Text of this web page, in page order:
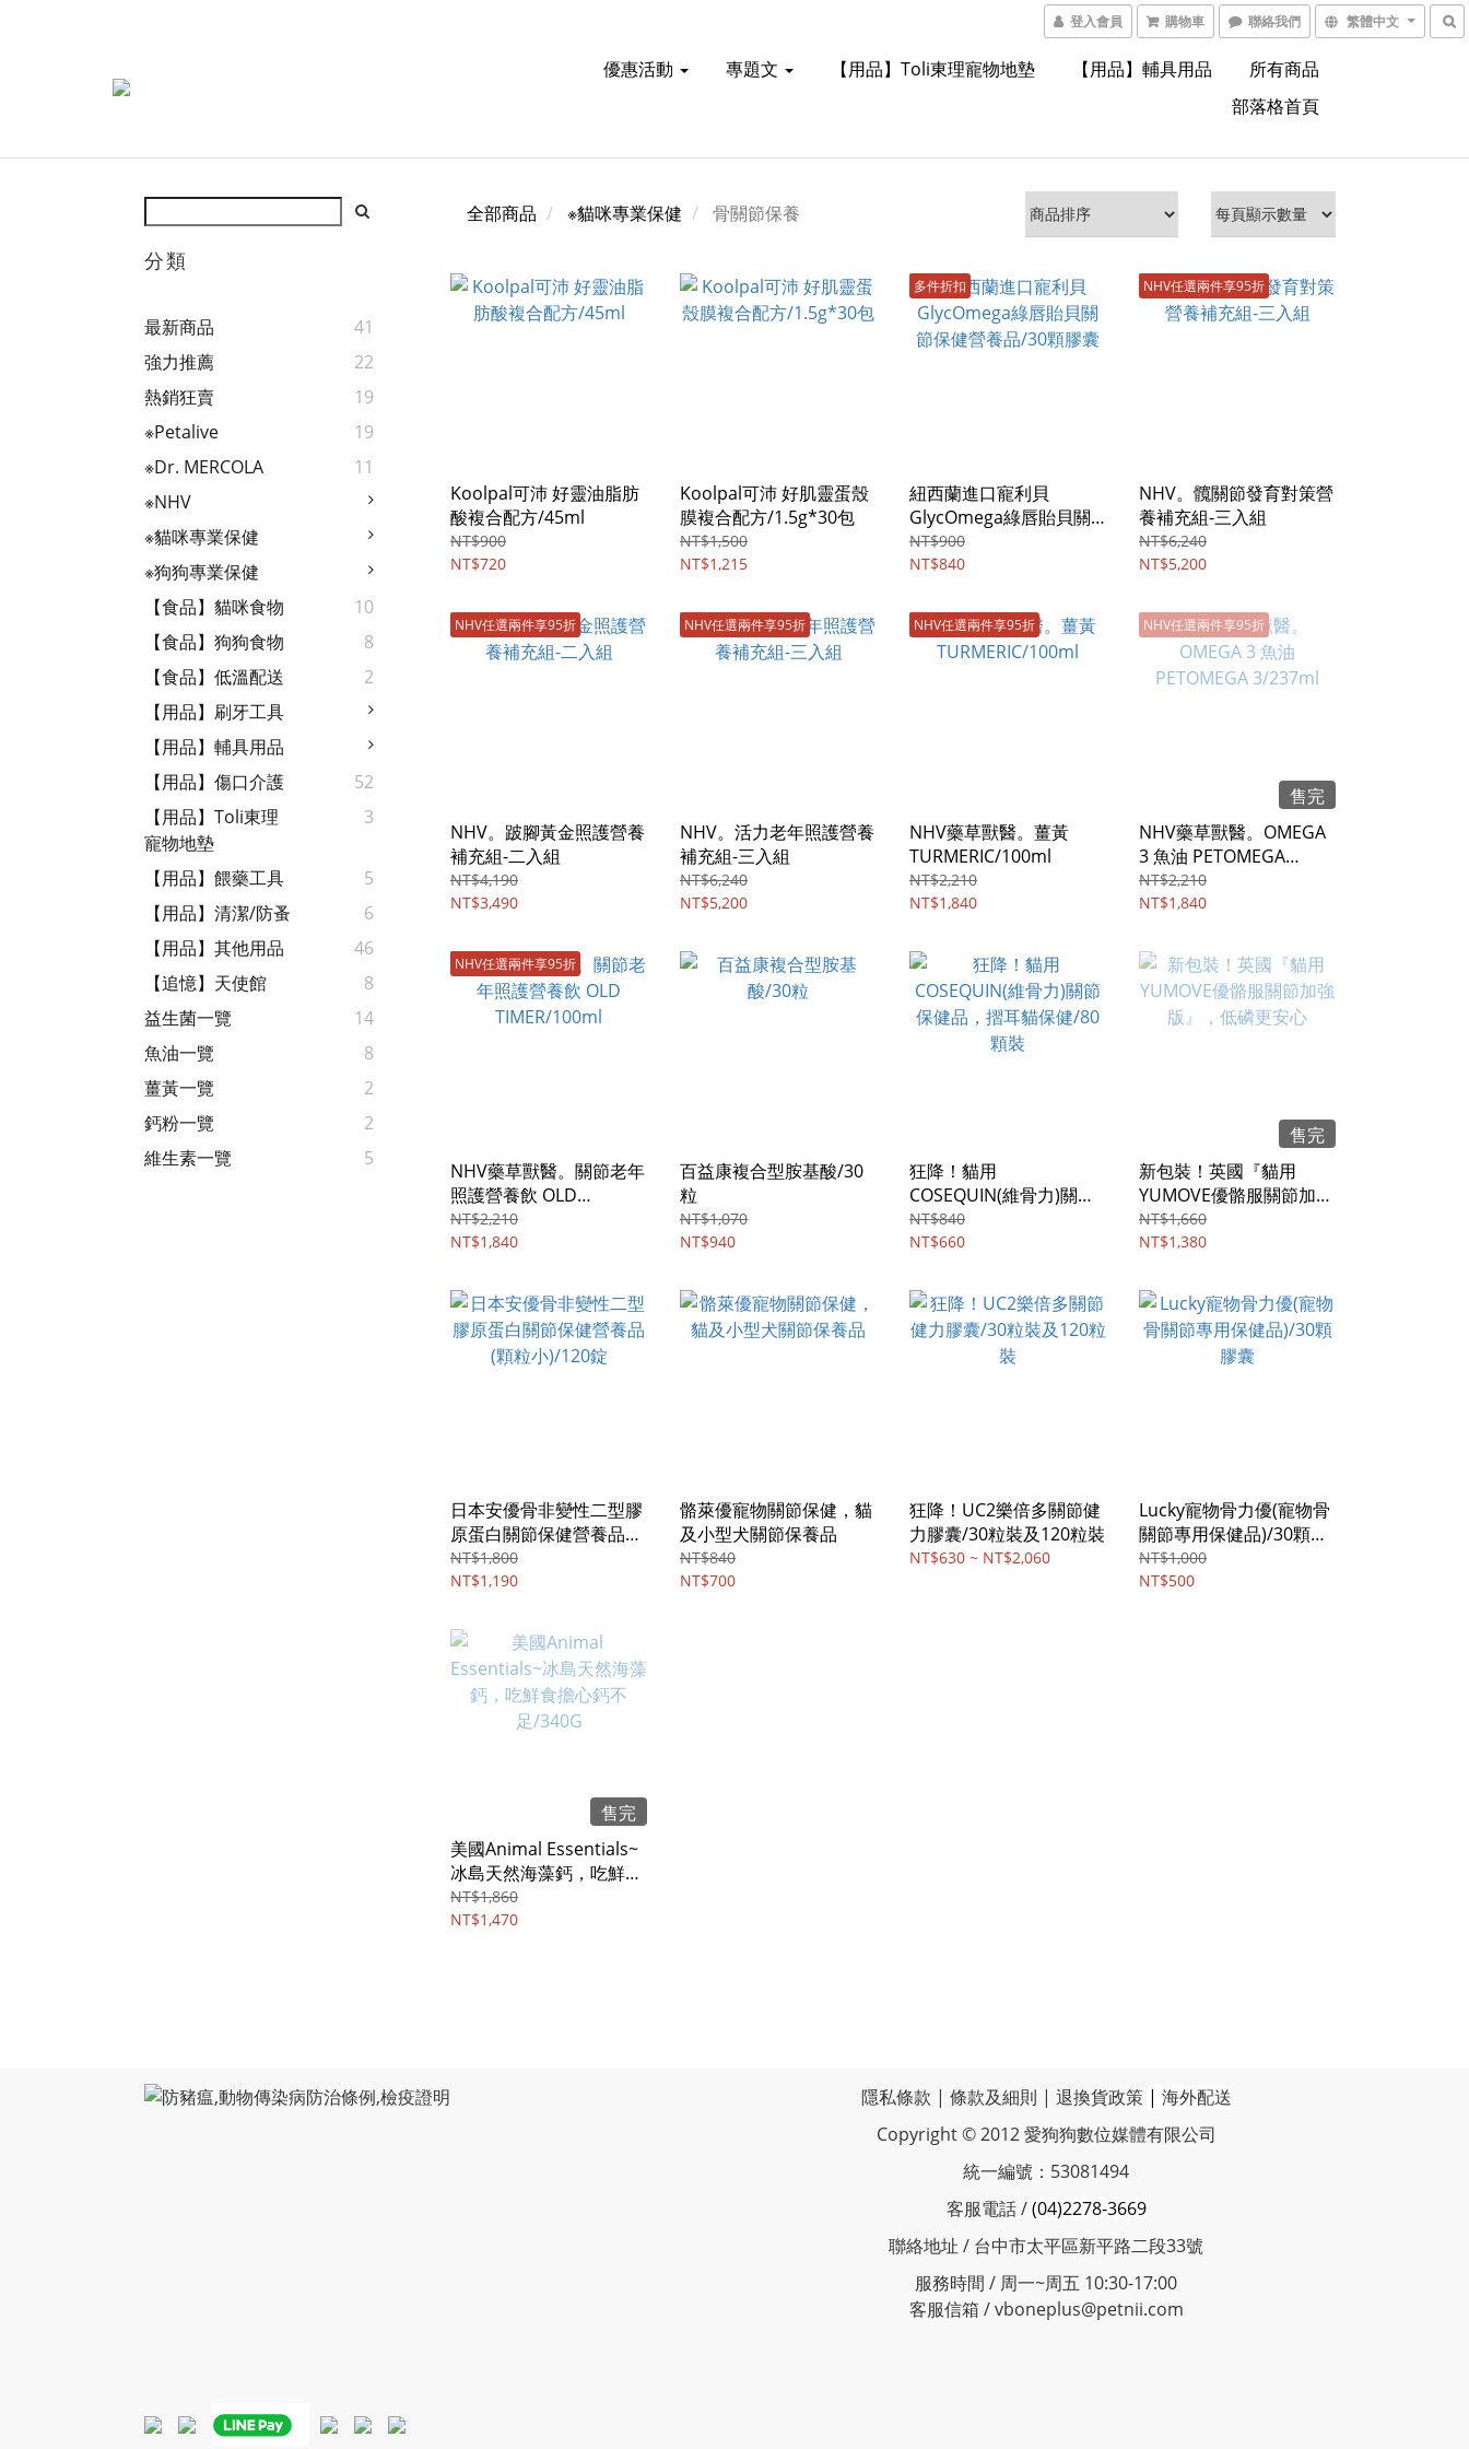
登入會員 購物車 聯絡我們 繁體中文
優惠活動 專題文 【用品】Toli東理寵物地墊 【用品】輔具用品
所有商品
部落格首頁
分類
最新商品
41
強力推薦
22
熱銷狂賣
19
※Petalive
19
※Dr. MERCOLA
11
※NHV
※貓咪專業保健
※狗狗專業保健
【食品】貓咪食物
10
【食品】狗狗食物
8
【食品】低溫配送
2
【用品】刷牙工具
【用品】輔具用品
【用品】傷口介護
52
【用品】Toli東理
寵物地墊
3
【用品】餵藥工具
5
【用品】清潔/防蚤
6
【用品】其他用品
46
【追憶】天使館
8
益生菌一覽
14
魚油一覽
8
薑黃一覽
2
鈣粉一覽
2
維生素一覽
5
全部商品 ※貓咪專業保健 骨關節保養
Koolpal可沛 好靈油脂肪
酸複合配方/45ml
NT$900
NT$720
Koolpal可沛 好肌靈蛋殼
膜複合配方/1.5g*30包
NT$1,500
NT$1,215
多件折扣
紐西蘭進口寵利貝
GlycOmega綠唇貽貝關
節保健營養品/30顆膠囊
NT$900
NT$840
NHV任選兩件享95折
NHV。髖關節發育對策營
養補充組-三入組
NT$6,240
NT$5,200
NHV任選兩件享95折
NHV。跛腳黃金照護營養
補充組-二入組
NT$4,190
NT$3,490
NHV任選兩件享95折
NHV。活力老年照護營養
補充組-三入組
NT$6,240
NT$5,200
NHV任選兩件享95折
NHV藥草獸醫。薑黃
TURMERIC/100ml
NT$2,210
NT$1,840
NHV任選兩件享95折
售完
NHV藥草獸醫。OMEGA
3 魚油 PETOMEGA
3/237ml
NT$2,210
NT$1,840
NHV任選兩件享95折
NHV藥草獸醫。關節老年
照護營養飲 OLD
TIMER/100ml
NT$2,210
NT$1,840
百益康複合型胺基酸/30
粒
NT$1,070
NT$940
狂降！貓用
COSEQUIN(維骨力)關節
保健品，摺耳貓保健/80
顆裝
NT$840
NT$660
售完
新包裝！英國『貓用
YUMOVE優骼服關節加強
版』，低磷更安心
NT$1,660
NT$1,380
日本安優骨非變性二型膠
原蛋白關節保健營養品
(顆粒小)/120錠
NT$1,800
NT$1,190
骼萊優寵物關節保健，貓
及小型犬關節保養品
NT$840
NT$700
狂降！UC2樂倍多關節健
力膠囊/30粒裝及120粒裝
NT$630 ~ NT$2,060
Lucky寵物骨力優(寵物骨
關節專用保健品)/30顆膠
囊
NT$1,000
NT$500
售完
美國Animal Essentials~
冰島天然海藻鈣，吃鮮食
擔心鈣不足/340G
NT$1,860
NT$1,470
隱私條款 | 條款及細則 | 退換貨政策 | 海外配送
Copyright © 2012 愛狗狗數位媒體有限公司
統一編號：53081494
客服電話 /(04)2278-3669
聯絡地址 / 台中市太平區新平路二段33號
服務時間 / 周一~周五 10:30-17:00
客服信箱 / vboneplus@petnii.com